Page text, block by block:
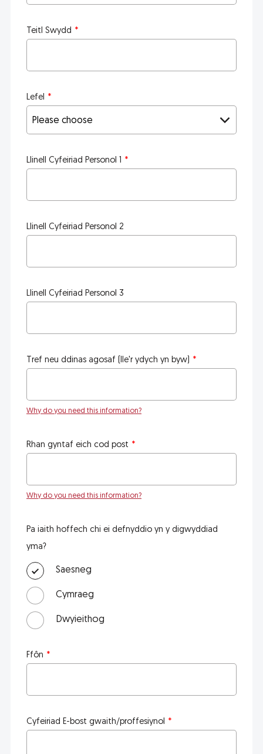
Teitl Swydd
Lefel
Llinell Cyfeiriad Personol 1
Llinell Cyfeiriad Personol 2
Llinell Cyfeiriad Personol 3
Tref neu ddinas agosaf (lle'r ydych yn byw)
Why do you need this information?
Rhan gyntaf eich cod post
Why do you need this information?
Pa iaith hoffech chi ei defnyddio yn y digwyddiad
yma?
Saesneg
Cymraeg
Dwyieithog
Ffôn
Cyfeiriad E-bost gwaith/proffesiynol